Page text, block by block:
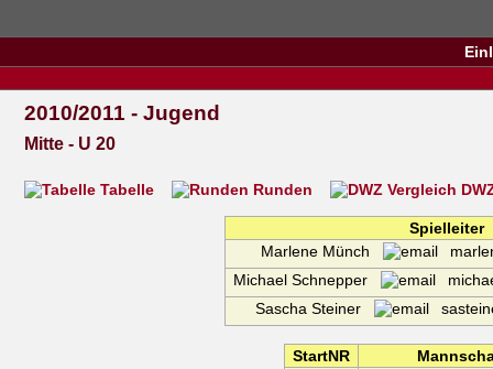
2010/2011 - Jugend
Mitte - U 20
Tabelle Runden
Spielleiter
Marlene Münch
Michael Schnepper
Sascha Steiner
StartNR